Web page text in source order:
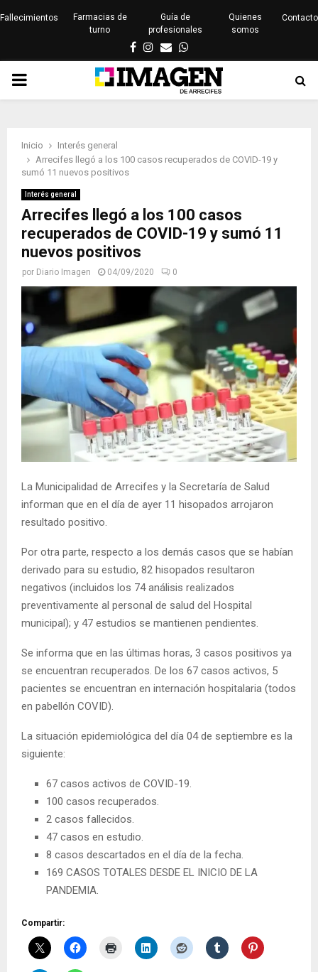
Fallecimientos
Farmacias de
turno
Guía de
profesionales
Quienes
somos
Contacto
Facebook
Instagram
EmailWhatsapp
PRIMARY
Inicio
Interés general
Arrecifes llegó a los 100 casos recuperados de COVID-19 y
sumó 11 nuevos positivos
Interés general
Arrecifes llegó a los 100 casos
recuperados de COVID-19 y sumó 11
nuevos positivos
por Diario Imagen 04/09/2020 0
La Municipalidad de Arrecifes y la Secretaría de Salud
informan que en el día de ayer 11 hisopados arrojaron
resultado positivo.
Por otra parte, respecto a los demás casos que se habían
derivado para su estudio, 82 hisopados resultaron
negativos (incluidos los 74 análisis realizados
preventivamente al personal de salud del Hospital
municipal); y 47 estudios se mantienen pendientes.
Se informa que en las últimas horas, 3 casos positivos ya
se encuentran recuperados. De los 67 casos activos, 5
pacientes se encuentran en internación hospitalaria (todos
en pabellón COVID).
La situación epidemiológica del día 04 de septiembre es la
siguiente:
67 casos activos de COVID-19.
100 casos recuperados.
2 casos fallecidos.
47 casos en estudio.
8 casos descartados en el día de la fecha.
169 CASOS TOTALES DESDE EL INICIO DE LA
PANDEMIA.
Compartir: